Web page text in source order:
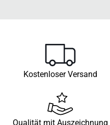
Kostenloser Versand
Qualität mit Auszeichnung